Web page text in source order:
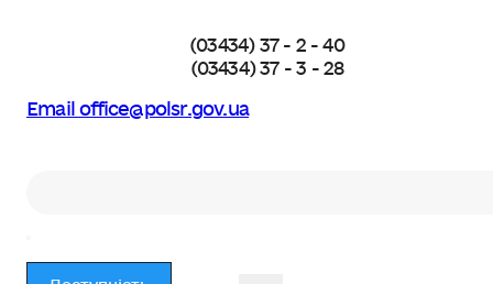
(03434) 37 - 2 - 40
(03434) 37 - 3 - 28
Email office@polsr.gov.ua